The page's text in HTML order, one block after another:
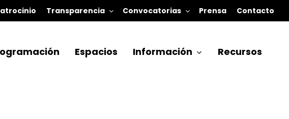
Transparencia Convocatorias Prensa Contacto
Espacios Información Recursos